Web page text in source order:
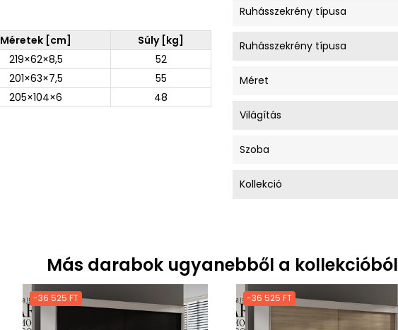
Méretek [cm]
Súly [kg]
219×62×8,5
52
201×63×7,5
55
205×104×6 48
Ruhásszekrény típusa
Ruhásszekrény típusa
Méret
Világítás
Szoba
Kollekció
Más darabok ugyanebből a kollekcióból
-36 525 FT -36 525 FT